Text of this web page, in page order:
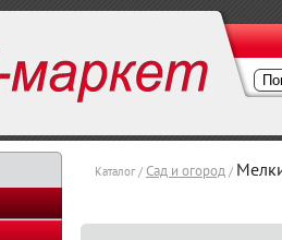
Каталог / Сад и огород /